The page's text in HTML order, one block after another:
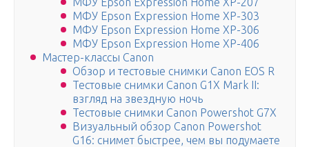
МФУ Epson Expression Home XP-303
МФУ Epson Expression Home XP-306
МФУ Epson Expression Home XP-406
Мастер-классы Canon
Обзор и тестовые снимки Canon EOS R
Тестовые снимки Canon G1X Mark II:
взгляд на звездную ночь
Тестовые снимки Canon Powershot G7X
Визуальный обзор Canon Powershot
G16: снимет быстрее, чем вы подумаете